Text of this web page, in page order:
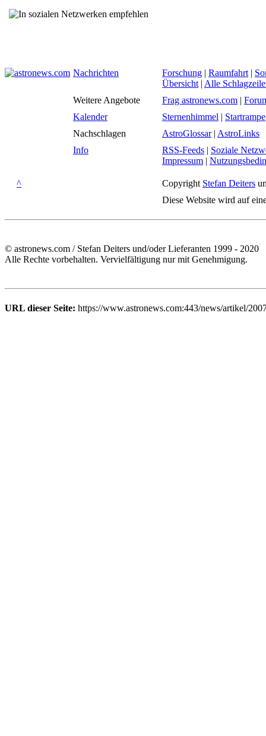
Nachrichten Forschung | Raumfahrt |
Übersicht | Alle
Weitere Angebote
Frag astronews.com |
Kalender
Sternenhimmel | Startrampe
Nachschlagen
AstroGlossar| AstroLinks
Info
RSS-Feeds | Soziale
Impressum |
^ Copyright Stefan Deiters
Diese Website wird auf
© astronews.com / Stefan Deiters und/oder Lieferanten 1999 - 2020
Alle Rechte vorbehalten. Vervielfältigung nur mit Genehmigung.
URL dieser Seite: https://www.astronews.com:443/news/artikel/